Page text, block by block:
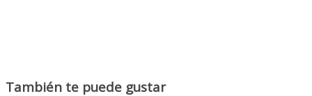
También te puede gustar